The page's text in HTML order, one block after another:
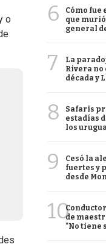
o
6
Cómo
que
general
7
La
Rivera no
década y
8
Safaris
estadías
los
9
Cesó la
fuertes y
desde
10de
"No tiene